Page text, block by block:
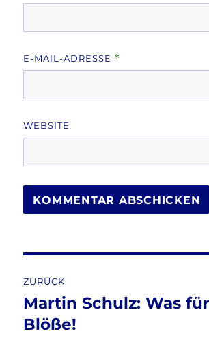
E-MAIL-ADRESSE *
WEBSITE
ZURÜCK
Vorheriger
Beitrag:
Martin Schulz: Was
Blöße!